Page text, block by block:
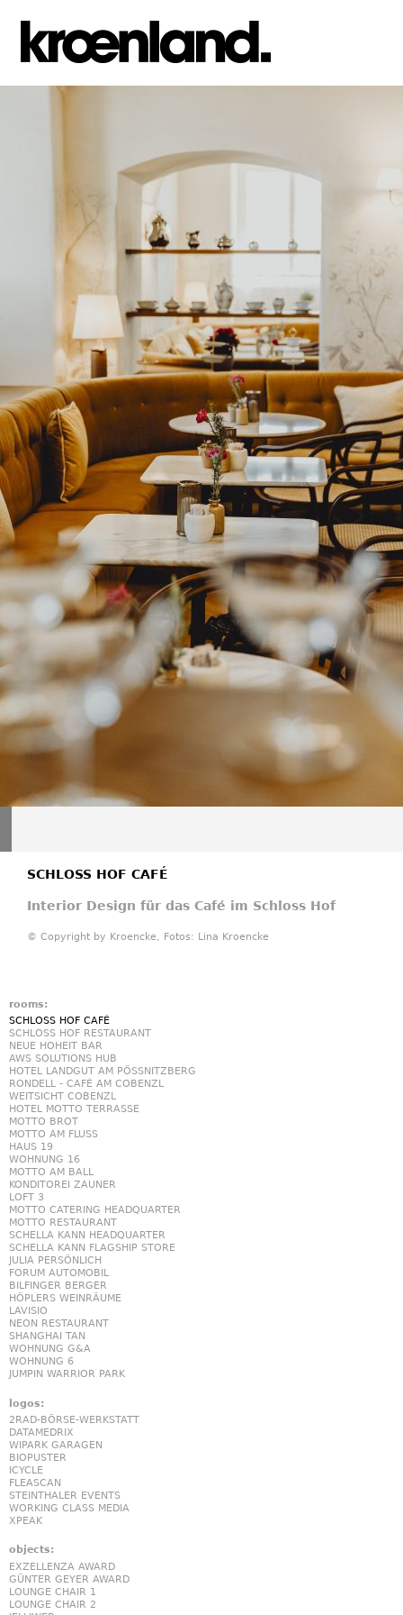
SCHLOSS HOF CAFÉ
Interior Design für das Café im Schloss Hof
© Copyright by Kroencke, Fotos: Lina Kroencke
rooms:
SCHLOSS HOF CAFÉ
SCHLOSS HOF RESTAURANT
NEUE HOHEIT BAR
AWS SOLUTIONS HUB
HOTEL LANDGUT AM PÖSSNITZBERG
RONDELL - CAFÉ AM COBENZL
WEITSICHT COBENZL
HOTEL MOTTO TERRASSE
MOTTO BROT
MOTTO AM FLUSS
HAUS 19
WOHNUNG 16
MOTTO AM BALL
KONDITOREI ZAUNER
LOFT 3
MOTTO CATERING HEADQUARTER
MOTTO RESTAURANT
SCHELLA KANN HEADQUARTER
SCHELLA KANN FLAGSHIP STORE
JULIA PERSÖNLICH
FORUM AUTOMOBIL
BILFINGER BERGER
HÖPLERS WEINRÄUME
LAVISIO
NEON RESTAURANT
SHANGHAI TAN
WOHNUNG G&A
WOHNUNG 6
JUMPIN WARRIOR PARK
logos:
2RAD-BÖRSE-WERKSTATT
DATAMEDRIX
WIPARK GARAGEN
BIOPUSTER
ICYCLE
FLEASCAN
STEINTHALER EVENTS
WORKING CLASS MEDIA
XPEAK
objects:
EXZELLENZA AWARD
GÜNTER GEYER AWARD
LOUNGE CHAIR 1
LOUNGE CHAIR 2